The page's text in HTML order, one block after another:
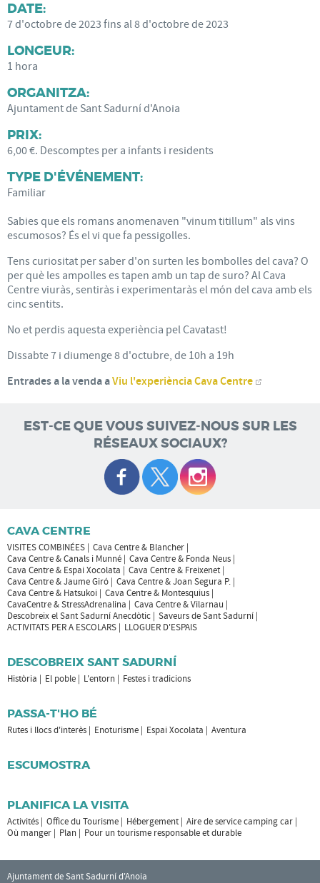
DATE:
7d'octobrede2023 fins al8d'octobrede2023
LONGEUR:
1 hora
ORGANITZA:
Ajuntament de Sant Sadurní d'Anoia
PRIX:
6,00 €. Descomptes per a infants i residents
TYPE D'ÉVÉNEMENT:
Familiar
Sabies que els romans anomenaven "vinum titillum" als vins
escumosos? És el vi que fa pessigolles.
Tens curiositat per saber d'on surten les bombolles del cava? O
per què les ampolles es tapen amb un tap de suro? Al Cava
Centre viuràs, sentiràs i experimentaràs el món del cava amb els
cinc sentits.
No et perdis aquesta experiència pel Cavatast!
Dissabte 7 i diumenge 8 d'octubre, de 10h a 19h
Entrades a la venda aViu l'experiència Cava Centre
EST-CE QUE VOUS SUIVEZ-NOUS SUR LES
RÉSEAUX SOCIAUX?
CAVA CENTRE
VISITES COMBINÉES
Cava Centre & Blancher
Cava Centre & Canals i Munné
Cava Centre & Fonda Neus
Cava Centre & Espai Xocolata
Cava Centre & Freixenet
Cava Centre & Jaume Giró
Cava Centre & Joan Segura P.
Cava Centre & Hatsukoi
Cava Centre & Montesquius
CavaCentre & StressAdrenalina
Cava Centre & Vilarnau
Descobreix el Sant Sadurní Anecdòtic
Saveurs de Sant Sadurní
ACTIVITATS PER A ESCOLARS
LLOGUER D'ESPAIS
DESCOBREIX SANT SADURNÍ
Història El poble L'entorn Festes i tradicions
PASSA-T'HO BÉ
Rutes i llocs d'interès Enoturisme Espai Xocolata Aventura
ESCUMOSTRA
PLANIFICA LA VISITA
Activités Office du Tourisme Hébergement
Aire de service camping car
Où manger
Plan Pour un tourisme responsable et durable
Ajuntament de Sant Sadurní d'Anoia